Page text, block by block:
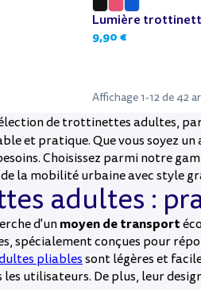
Lumière
9,90 €
Affichage 1-12 de 42
de trottinettes adultes,
et pratique. Que vous soyez
Choisissez parmi notre
de la mobilité urbaine avec style
adultes :
d'unmoyen de transport
spécialement conçues pour
pliablessont légères et
les utilisateurs. De plus, leur